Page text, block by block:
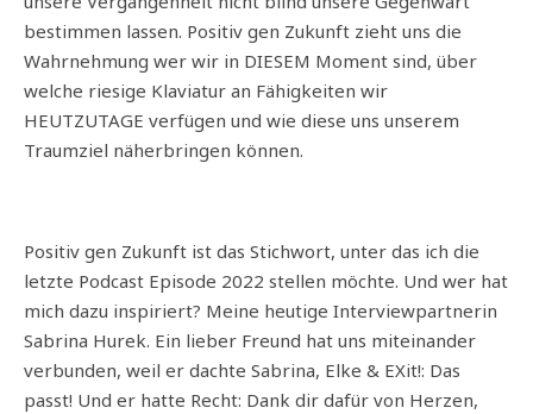
bestimmen lassen. Positiv gen Zukunft zieht uns die
Wahrnehmung wer wir in DIESEM Moment sind, über
welche riesige Klaviatur an Fähigkeiten wir
HEUTZUTAGE verfügen und wie diese uns unserem
Traumziel näherbringen können.
Positiv gen Zukunft ist das Stichwort, unter das ich die
letzte Podcast Episode 2022 stellen möchte. Und wer hat
mich dazu inspiriert? Meine heutige Interviewpartnerin
Sabrina Hurek. Ein lieber Freund hat uns miteinander
verbunden, weil er dachte Sabrina, Elke & EXit!: Das
passt! Und er hatte Recht: Dank dir dafür von Herzen,